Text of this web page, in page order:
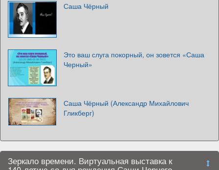
Саша Чёрный
Это ваш слуга покорный, он зовется «Саша
Черный»
Саша Чёрный (Александр Михайлович
Гликберг)
Зеркало времени. Виртуальная выставка к